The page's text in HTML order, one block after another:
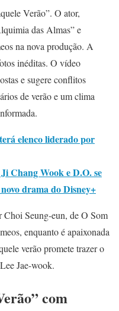
Verão”. O ator,
das Almas” e
na nova produção. A
inéditas. O vídeo
e sugere conflitos
de verão e um clima
elenco liderado por
Chang Wook e D.O. se
drama do Disney+
Seung-eun, de O Som
enquanto é apaixonada
verão promete trazer o
Jae-wook.
com